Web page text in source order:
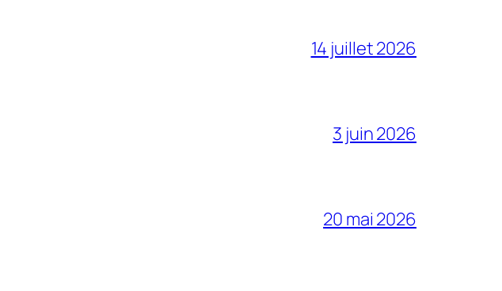
14 juillet 2026
3 juin 2026
20 mai 2026